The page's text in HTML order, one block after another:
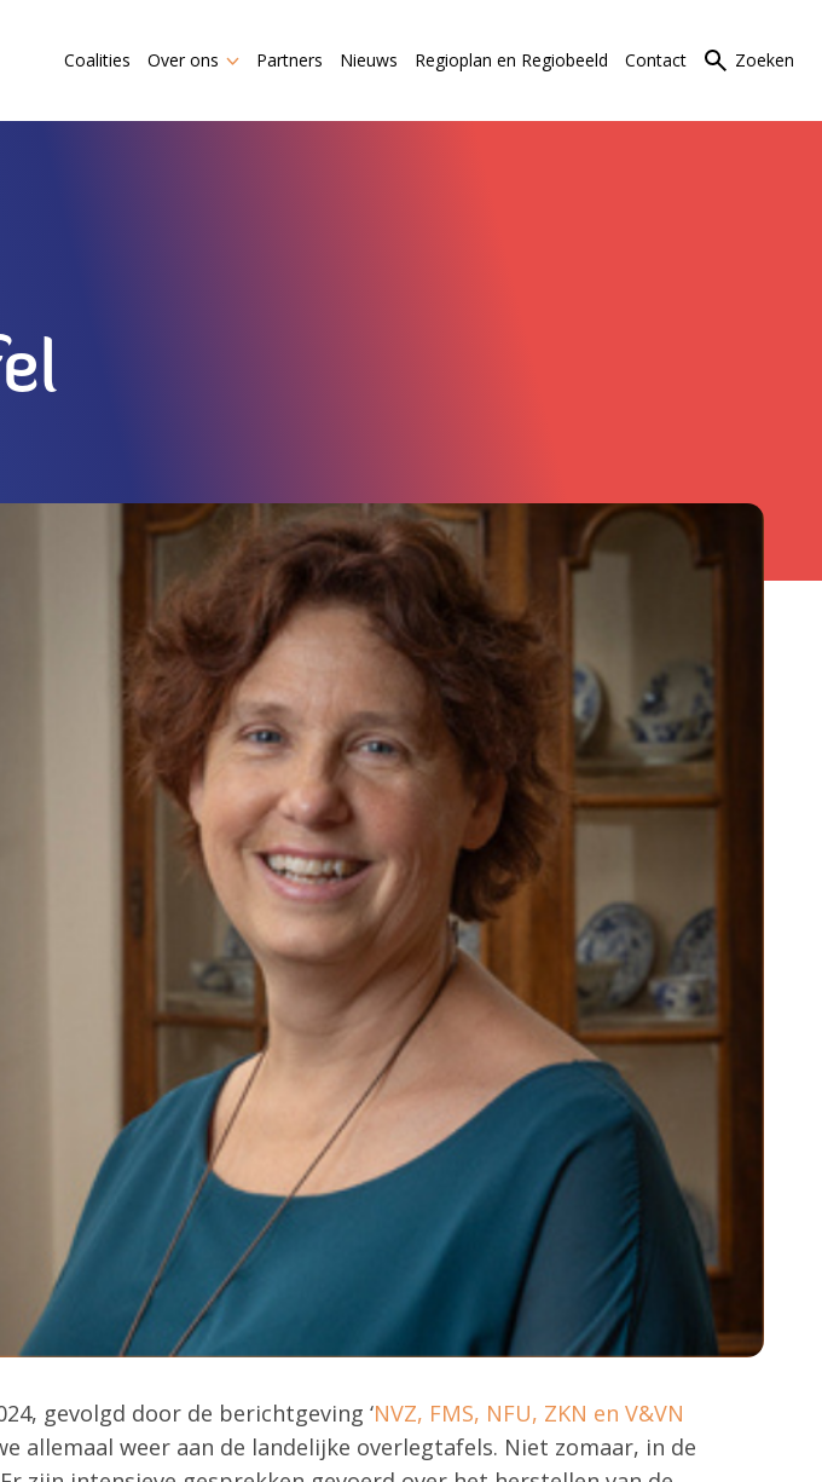
Coalities Over ons Partners Nieuws Regioplan en Regiobeeld Contact Zoeken
gevolgd door de berichtgeving ‘NVZ, FMS, NFU, ZKN en V&VN
allemaal weer aan de landelijke overlegtafels. Niet zomaar, in de